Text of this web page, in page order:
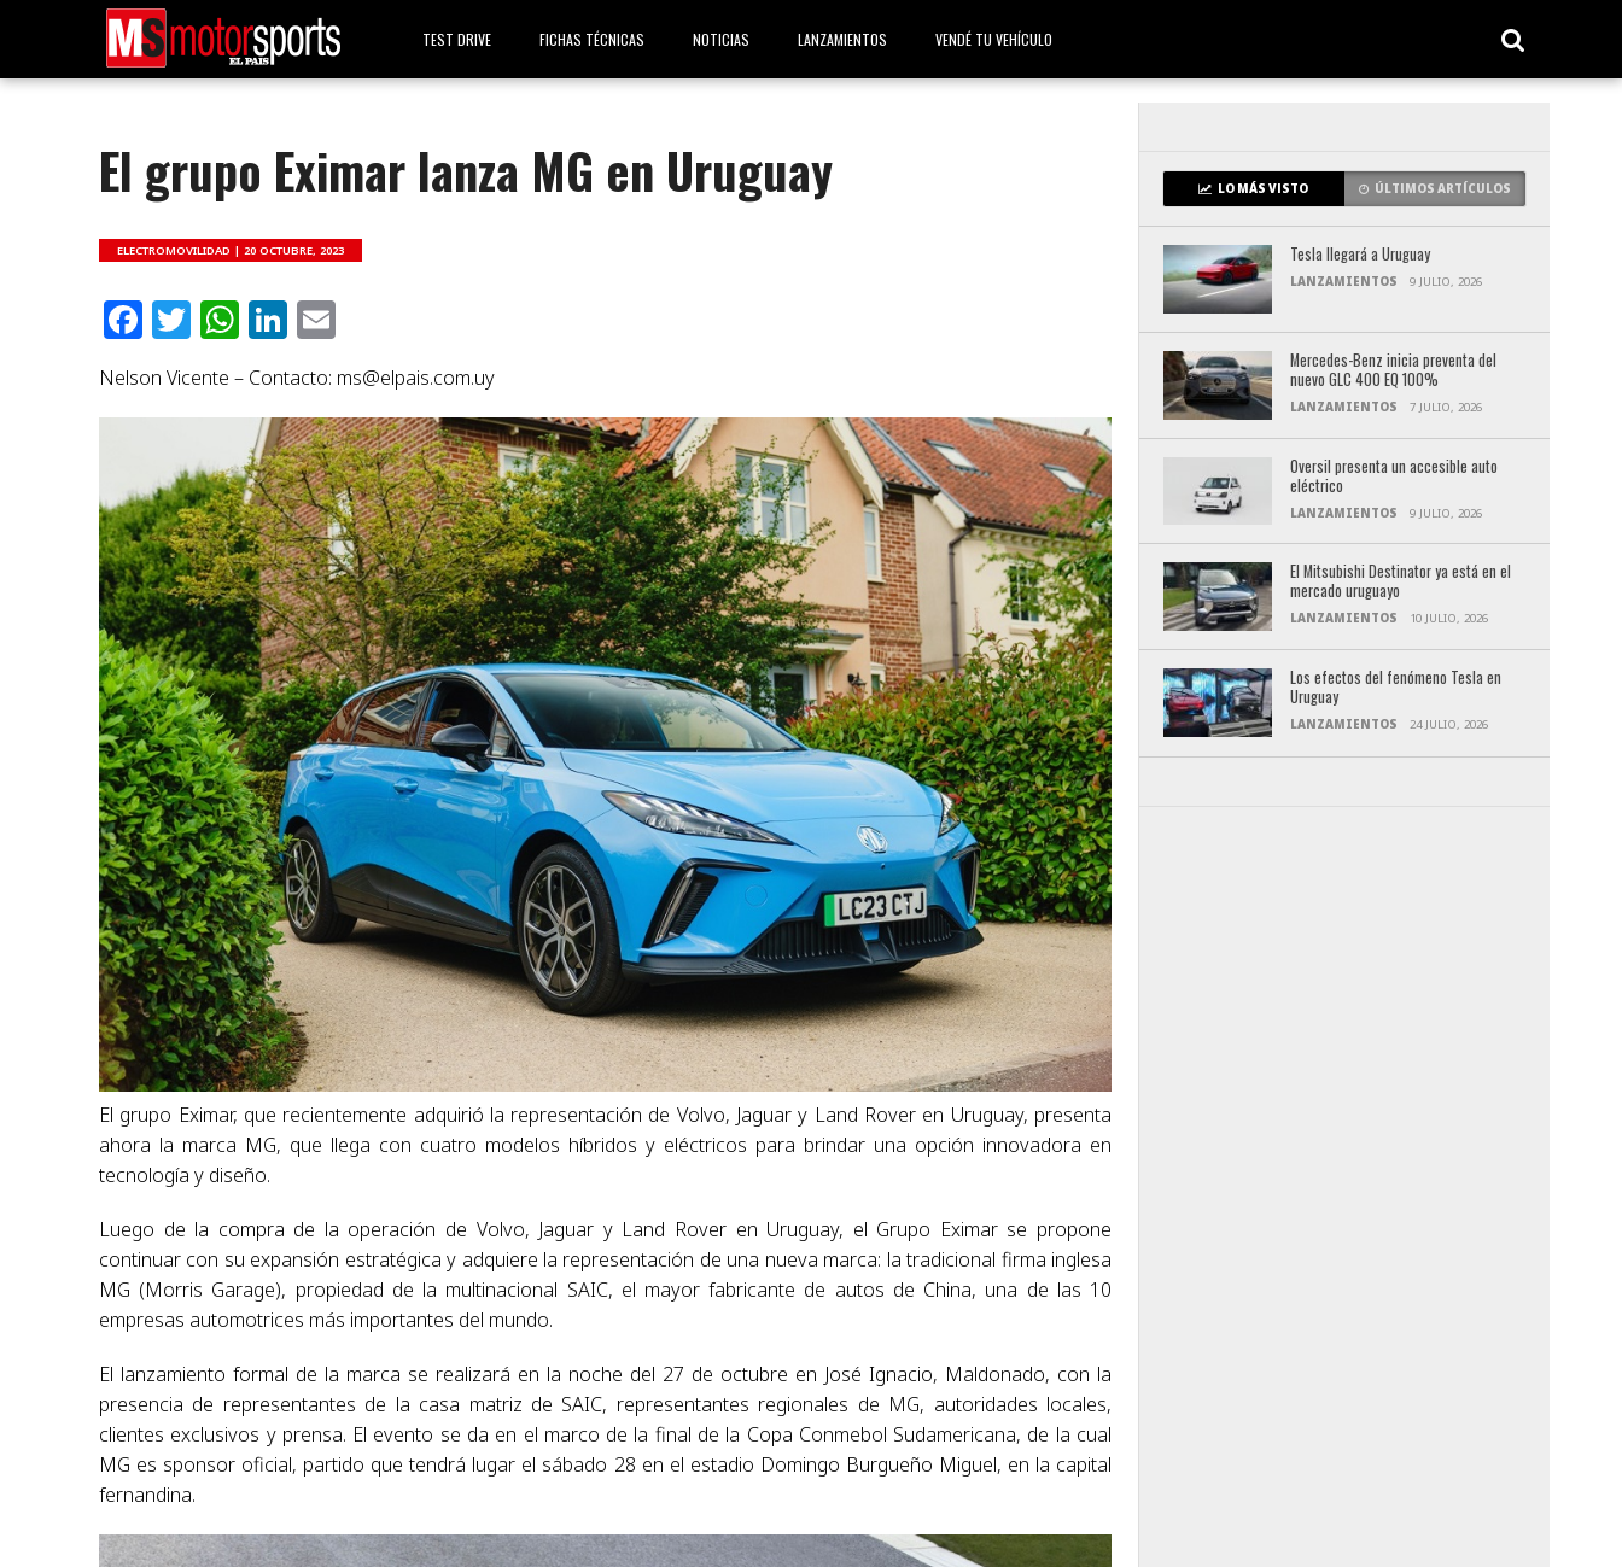
TEST DRIVE FICHAS TÉCNICAS NOTICIAS LANZAMIENTOS VENDÉ TU VEHÍCULO
El grupo Eximar lanza MG en Uruguay
ELECTROMOVILIDAD |20 OCTUBRE, 2023
Facebook
Twitter
WhatsApp
LinkedIn
Nelson Vicente – Contacto: ms@elpais.com.uy
El grupo Eximar, que recientemente adquirió la representación de Volvo, Jaguar y Land Rover en Uruguay, presenta
ahora la marca MG, que llega con cuatro modelos híbridos y eléctricos para brindar una opción innovadora en
tecnología y diseño.
Luego de la compra de la operación de Volvo, Jaguar y Land Rover en Uruguay, el Grupo Eximar se propone
continuar con su expansión estratégica y adquiere la representación de una nueva marca: la tradicional firma inglesa
MG (Morris Garage), propiedad de la multinacional SAIC, el mayor fabricante de autos de China, una de las 10
empresas automotrices más importantes del mundo.
El lanzamiento formal de la marca se realizará en la noche del 27 de octubre en José Ignacio, Maldonado, con la
presencia de representantes de la casa matriz de SAIC, representantes regionales de MG, autoridades locales,
clientes exclusivos y prensa. El evento se da en el marco de la final de la Copa Conmebol Sudamericana, de la cual
MG es sponsor oficial, partido que tendrá lugar el sábado 28 en el estadio Domingo Burgueño Miguel, en la capital
fernandina.
LO MÁS VISTO ÚLTIMOS ARTÍCULOS
Tesla llegará a Uruguay
LANZAMIENTOS 9 JULIO, 2026
Mercedes-Benz inicia preventa del
nuevo GLC 400 EQ 100%
LANZAMIENTOS 7 JULIO, 2026
Oversil presenta un accesible auto
eléctrico
LANZAMIENTOS 9 JULIO, 2026
El Mitsubishi Destinator ya está en el
mercado uruguayo
LANZAMIENTOS 10 JULIO, 2026
Los efectos del fenómeno Tesla en
Uruguay
LANZAMIENTOS 24 JULIO, 2026